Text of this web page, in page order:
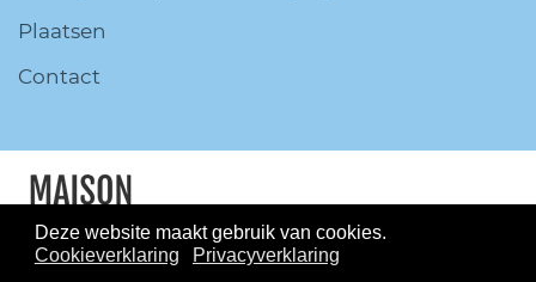
Deze website maakt gebruik van cookies.
Cookieverklaring
Privacyverklaring
Plaatsen
Contact
© MaisonMarcella.nl All Rights